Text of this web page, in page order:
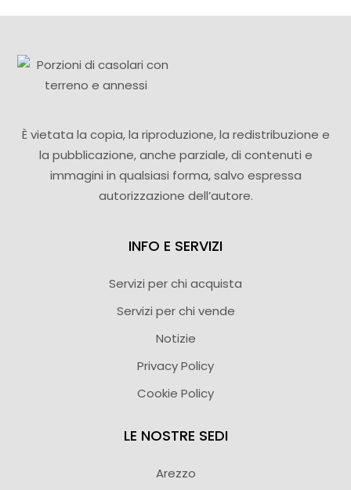
È vietata la copia, la riproduzione, la redistribuzione e
la pubblicazione, anche parziale, di contenuti e
immagini in qualsiasi forma, salvo espressa
autorizzazione dell’autore.
INFO E SERVIZI
Servizi per chi acquista
Servizi per chi vende
Notizie
Privacy Policy
Cookie Policy
LE NOSTRE SEDI
Arezzo